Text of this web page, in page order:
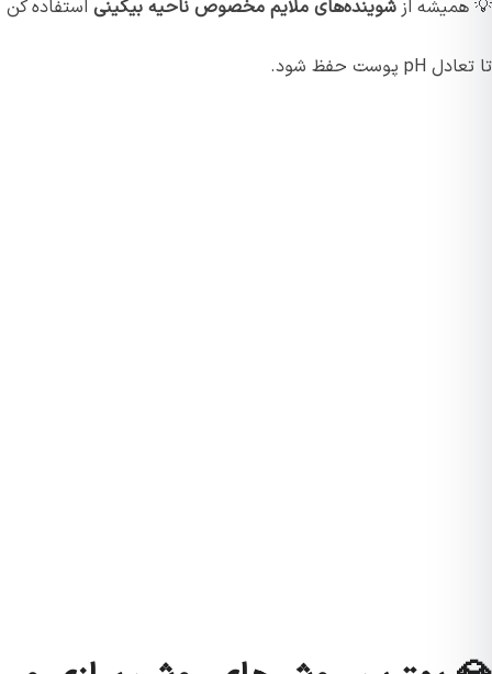
💡 همیشه از شوینده‌های ملایم مخصوص ناحیه بیکینی استفاده کن
تا تعادل pH پوست حفظ شود.